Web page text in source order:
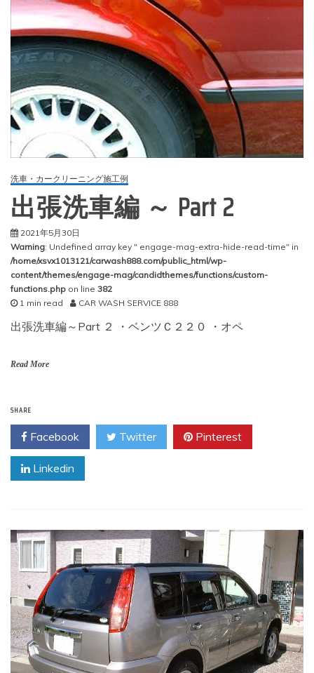
洗車・カークリーニング施工例
出張洗車編 ～ Part 2
2021年5月30日
Warning: Undefined array key " engage-mag-extra-hide-read-time" in
/home/xsvx1013121/carwash888.com/public_html/wp-
content/themes/engage-mag/candidthemes/functions/custom-
functions.php on line 382
1 min read
CAR WASH SERVICE 888
出張洗車編～Part ２ ・ベンツＣ２２０ ・オペ
Read More
SHARE
Facebook Twitter Pinterest
Linkedin